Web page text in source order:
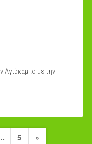
Αγιόκαμπο με την
5
Next
»